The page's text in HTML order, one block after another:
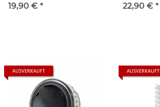
19,90 € *
22,90 € *
AUSVERKAUFT AUSVERKAUFT